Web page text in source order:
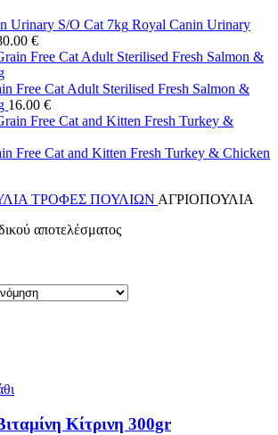
Royal Canin Urinary
€
Free Cat Adult Sterilised Fresh Salmon &
16.00 €
Free Cat and Kitten Fresh Turkey & Chicken
ΤΡΟΦΕΣ ΠΟΥΛΙΩΝ ΑΓΡΙΟΠΟΥΛΙΑ
αποτελέσματος
Κίτρινη 300gr